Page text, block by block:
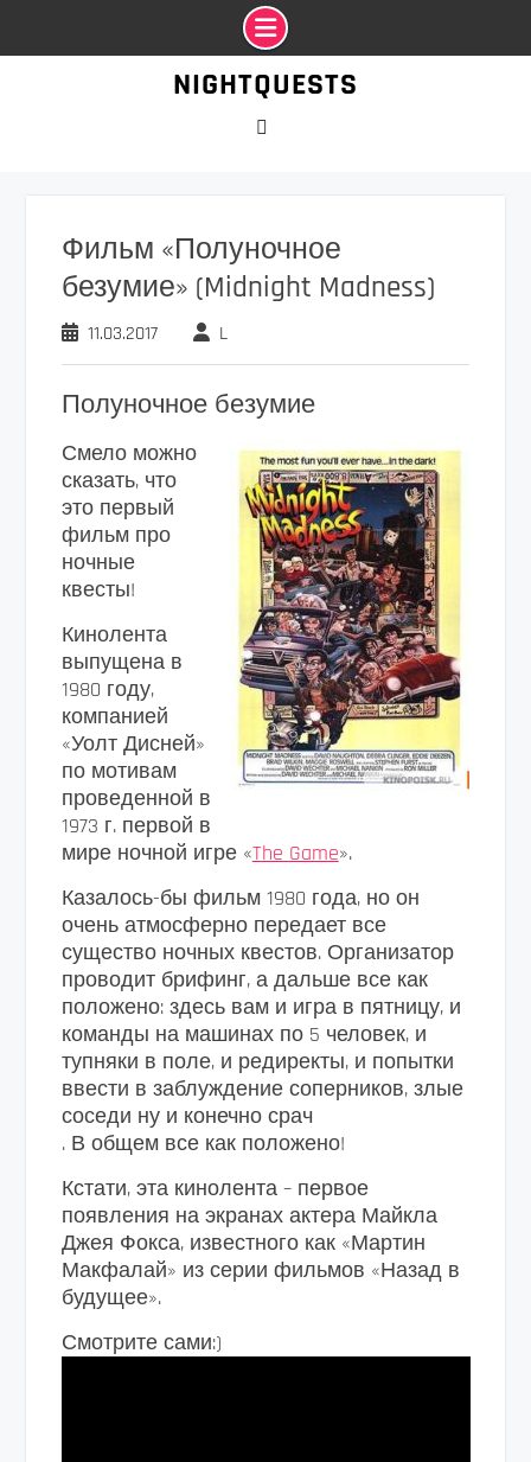
NIGHTQUESTS
Фильм «Полуночное
безумие» (Midnight Madness)
11.03.2017 L
Полуночное безумие
Смело можно
сказать, что
это первый
фильм про
ночные
квесты!
Кинолента
выпущена в
1980 году,
компанией
«Уолт Дисней»
по мотивам
проведенной в
1973 г. первой в
мире ночной игре «The Game».
Казалось-бы фильм 1980 года, но он
очень атмосферно передает все
существо ночных квестов. Организатор
проводит брифинг, а дальше все как
положено: здесь вам и игра в пятницу, и
команды на машинах по 5 человек, и
тупняки в поле, и редиректы, и попытки
ввести в заблуждение соперников, злые
соседи ну и конечно срач
. В общем все как положено!
Кстати, эта кинолента – первое
появления на экранах актера Майкла
Джея Фокса, известного как «Мартин
Макфалай» из серии фильмов «Назад в
будущее».
Смотрите сами:)